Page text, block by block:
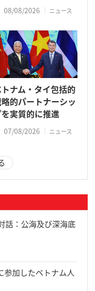
08/08/2026 ニュース
ナム・タイ包括的
的パートナーシッ
実質的に推進
07/08/2026 ニュース
話：公海及び深海底
参加したベトナム人